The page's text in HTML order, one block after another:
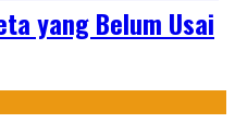
yang Belum Usai